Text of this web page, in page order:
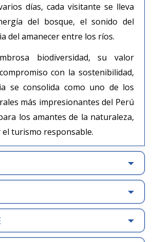
días, cada visitante se lleva
del bosque, el sonido del
del amanecer entre los ríos.
biodiversidad, su valor
con la sostenibilidad,
se consolida como uno de los
más impresionantes del Perú
los amantes de la naturaleza,
turismo responsable.